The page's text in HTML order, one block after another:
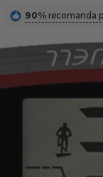
90% recomanda